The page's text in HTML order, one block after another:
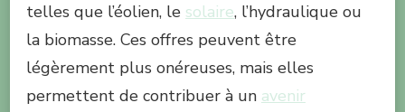
telles que l’éolien, le solaire, l’hydraulique ou
la biomasse. Ces offres peuvent être
légèrement plus onéreuses, mais elles
permettent de contribuer à un avenir